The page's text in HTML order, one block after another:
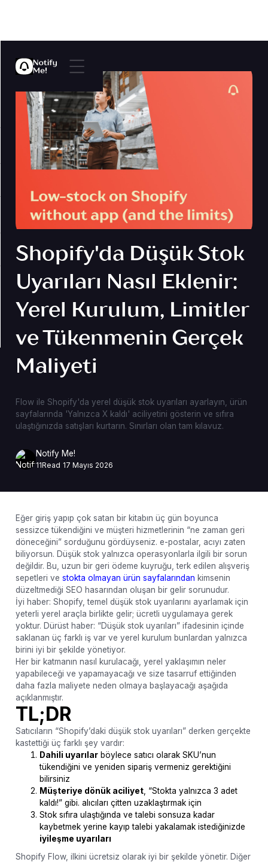
Shopify'da Düşük Stok
Uyarıları Nasıl Eklenir:
Yerel Kurulum, Limitler
ve Tükenmenin Gerçek
Maliyeti
Flow ile Shopify'da yerel düşük stok uyarıları ayarlayın, ürün
sayfalarında 'Yalnızca X kaldı' aciliyetini gösterin ve sıfıra
ulaştığınızda satışları kurtarın. Sınırları olan tam kılavuz.
Notify Me!
11Read 17 Mayıs 2026
Eğer giriş yapıp çok satan bir kitabın üç gün boyunca
sessizce tükendiğini ve müşteri hizmetlerinin “ne zaman geri
döneceğini” sorduğunu gördüyseniz. e-postalar, acıyı zaten
biliyorsun. Düşük stok yalnızca operasyonlarla ilgili bir sorun
değildir. Bu, uzun bir geri ödeme kuyruğu, terk edilen alışveriş
sepetleri ve stokta olmayan ürün sayfalarından kimsenin
düzeltmediği SEO hasarından oluşan bir gelir sorunudur.
İyi haber: Shopify, temel düşük stok uyarılarını ayarlamak için
yeterli yerel araçla birlikte gelir; ücretli uygulamaya gerek
yoktur. Dürüst haber: “Düşük stok uyarıları” ifadesinin içinde
saklanan üç farklı iş var ve yerel kurulum bunlardan yalnızca
birini iyi bir şekilde yönetiyor.
Her bir katmanın nasıl kurulacağı, yerel yaklaşımın neler
yapabileceği ve yapamayacağı ve size tasarruf ettiğinden
daha fazla maliyete neden olmaya başlayacağı aşağıda
açıklanmıştır.
TL;DR
Satıcıların “Shopify’daki düşük stok uyarıları” derken gerçekte
kastettiği üç farklı şey vardır:
Dahili uyarılarböylece satıcı olarak SKU’nun
tükendiğini ve yeniden sipariş vermeniz gerektiğini
bilirsiniz
Müşteriye dönük aciliyet, “Stokta yalnızca 3 adet
kaldı!” gibi. alıcıları çitten uzaklaştırmak için
Stok sıfıra ulaştığında ve talebi sonsuza kadar
kaybetmek yerine kayıp talebi yakalamak istediğinizde
iyileşme uyarıları
Shopify Flow, ilkini ücretsiz olarak iyi bir şekilde yönetir. Diğer